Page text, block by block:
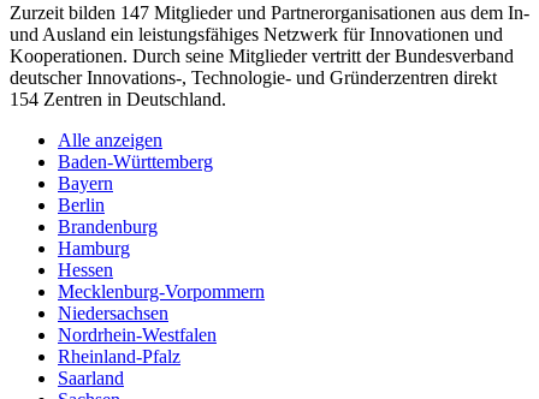
Zurzeit bilden 147 Mitglieder und Partnerorganisationen aus dem In-
und Ausland ein leistungsfähiges Netzwerk für Innovationen und
Kooperationen. Durch seine Mitglieder vertritt der Bundesverband
deutscher Innovations-, Technologie- und Gründerzentren direkt
154 Zentren in Deutschland.
Alle anzeigen
Baden-Württemberg
Bayern
Berlin
Brandenburg
Hamburg
Hessen
Mecklenburg-Vorpommern
Niedersachsen
Nordrhein-Westfalen
Rheinland-Pfalz
Saarland